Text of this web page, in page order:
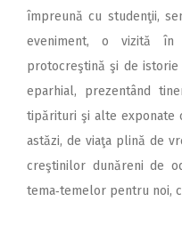
împreună cu studenţii,
eveniment, o vizită
protocreştină şi de
eparhial, prezentând
tipărituri şi alte exponate
astăzi, de viaţa plină de
creştinilor dunăreni de
tema‑temelor pentru noi,